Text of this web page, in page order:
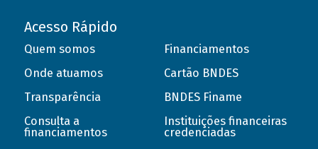
Acesso Rápido
Quem somos
Onde atuamos
Transparência
Consulta a
financiamentos
Financiamentos
Cartão BNDES
BNDES Finame
Instituições financeiras
credenciadas